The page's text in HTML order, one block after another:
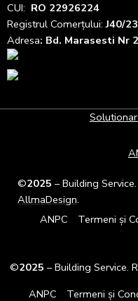
CUI: RO 22926224
Registrul Comerțului:J40/
Adresa: Bd. Marasesti Nr
©2025 – Building
AllmaDesign.
ANPC
Termeni și
©2025 – Building Service.
ANPC
Termeni și